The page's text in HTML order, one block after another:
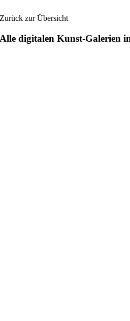
Zurück zur Übersicht
Alle digitalen Kunst-Galerien